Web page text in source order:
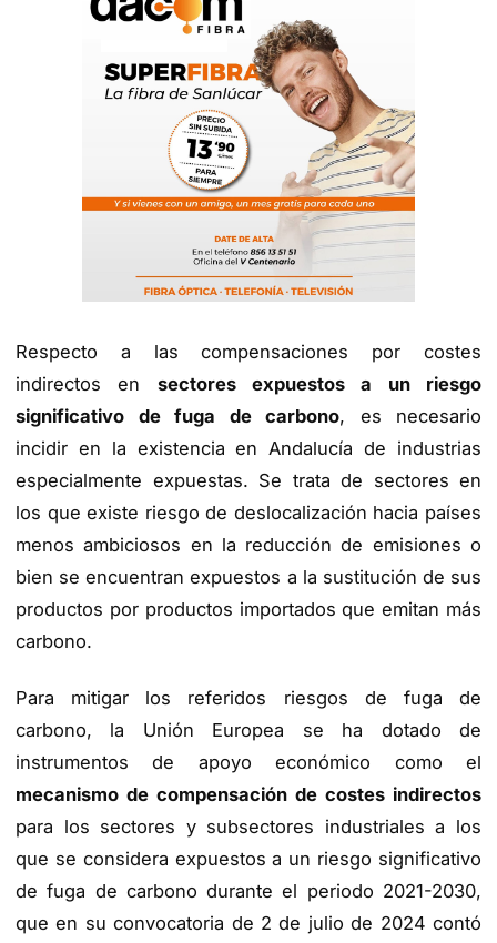
Respecto a las compensaciones por costes
indirectos en sectores expuestos a un riesgo
significativo de fuga de carbono, es necesario
incidir en la existencia en Andalucía de industrias
especialmente expuestas. Se trata de sectores en
los que existe riesgo de deslocalización hacia países
menos ambiciosos en la reducción de emisiones o
bien se encuentran expuestos a la sustitución de sus
productos por productos importados que emitan más
carbono.
Para mitigar los referidos riesgos de fuga de
carbono, la Unión Europea se ha dotado de
instrumentos de apoyo económico como el
mecanismo de compensación de costes indirectos
para los sectores y subsectores industriales a los
que se considera expuestos a un riesgo significativo
de fuga de carbono durante el periodo 2021-2030,
que en su convocatoria de 2 de julio de 2024 contó